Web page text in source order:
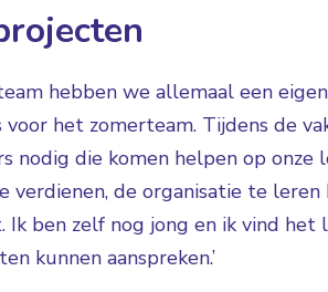
hebben we allemaal een
voor het zomerteam. Tijdens de
nodig die komen helpen op onze
verdienen, de organisatie te
Ik ben zelf nog jong en ik vind
kunnen aanspreken.’